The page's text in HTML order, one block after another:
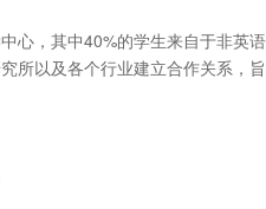
心，其中40%的学生来自于非英
所以及各个行业建立合作关系，